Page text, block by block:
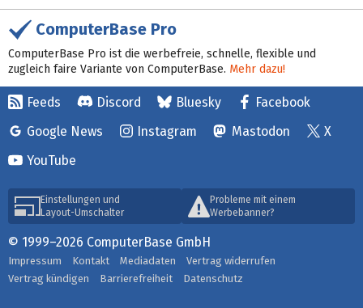
ComputerBase Pro
ComputerBase Pro ist die werbefreie, schnelle, flexible und
zugleich faire Variante von ComputerBase. Mehr dazu!
Feeds Discord Bluesky
Facebook
Google News
Instagram Mastodon
X
YouTube
Einstellungen und
Layout-Umschalter
Probleme mit einem
Werbebanner?
© 1999–2026 ComputerBase GmbH
Impressum Kontakt Mediadaten
Vertrag widerrufen
Vertrag kündigen
Barrierefreiheit Datenschutz